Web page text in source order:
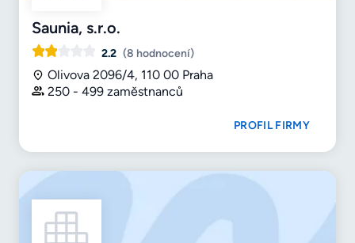
Saunia, s.r.o.
2.2 (8 hodnocení)
Olivova 2096/4, 110 00 Praha
250 - 499 zaměstnanců
PROFIL FIRMY